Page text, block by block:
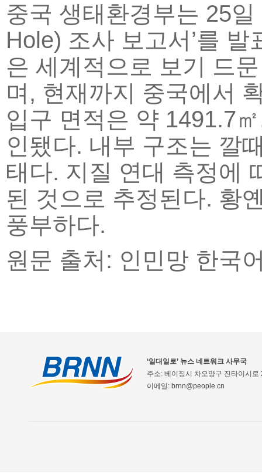
중국 생태환경부는 25
Hole) 조사 보고서’를
은 세계적으로 보기 드
며, 현재까지 중국에서
입구 면적은 약 1491.7
인됐다. 내부 구조는 깔
태다. 지질 연대 측정에
된 것으로 추정된다. 황
풍부하다.
원문 출처: 인민망 한국
‘일대일로’ 뉴스 네트워크 사무국
주소: 베이징시 차오양구 진타이시
이메일: brnn@people.cn